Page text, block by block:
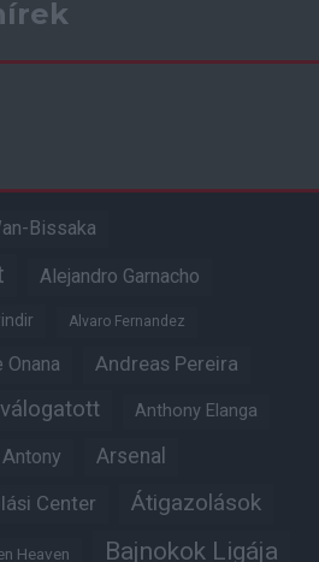
Bissaka
Alejandro Garnacho
Alvaro Fernandez
Onana Andreas Pereira
Anthony Elanga
Antony Arsenal
Center Átigazolások
Heaven Bajnokok Ligája